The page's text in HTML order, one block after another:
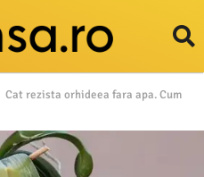
Cat rezista orhideea fara apa. Cum